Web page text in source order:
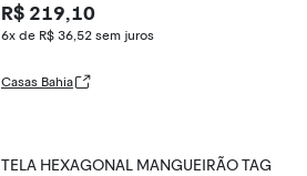
m
R$ 219,10
6x de R$ 36,52 sem juros
Casas Bahia
TELA HEXAGONAL MANGUEIRÃO TAG